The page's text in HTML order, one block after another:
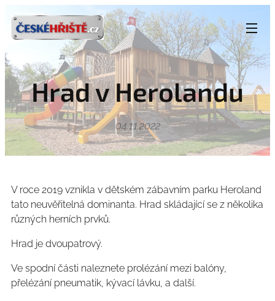
Hrad v Herolandu
04.11.2022
V roce 2019 vznikla v dětském zábavním parku Heroland
tato neuvěřitelná dominanta. Hrad skládající se z několika
různých herních prvků.
Hrad je dvoupatrový.
Ve spodní části naleznete prolézání mezi balóny,
přelézání pneumatik, kývací lávku, a další.